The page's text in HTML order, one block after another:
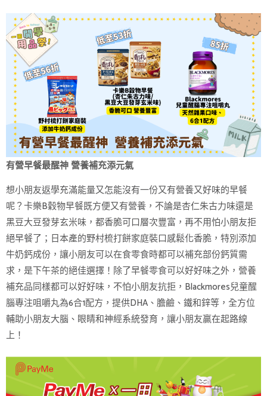
有營早餐最醒神 營養補充添元氣
想小朋友返學充滿能量又怎能沒有一份又有營養又好味的早餐
呢？卡樂B穀物早餐既方便又有營養，不論是杏仁朱古力味還是
黑豆大豆發芽玄米味，都香脆可口層次豐富，再不用怕小朋友拒
絕早餐了；日本產的野村梳打餅家庭裝口感鬆化香脆，特別添加
牛奶鈣成份，讓小朋友可以在食零食時都可以補充部份鈣質需
求，是下午茶的絕佳選擇！除了早餐零食可以好好味之外，營養
補充品同樣都可以好好味，不怕小朋友抗拒，Blackmores兒童醒
腦專注咀嚼丸為6合1配方，提供DHA、膽鹼、鐵和鋅等，全方位
輔助小朋友大腦、眼睛和神經系統發育，讓小朋友贏在起路線
上！